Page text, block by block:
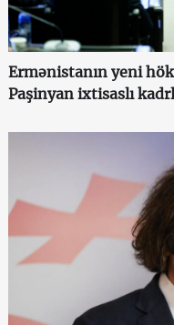
Ermənistanın yeni
Paşinyan ixtisaslı